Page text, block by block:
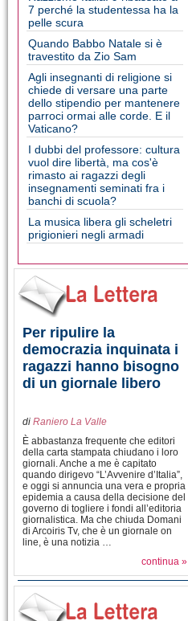
7 perché la studentessa ha la
pelle scura
Quando Babbo Natale si è
travestito da Zio Sam
Agli insegnanti di religione si
chiede di versare una parte
dello stipendio per mantenere
parroci ormai alle corde. E il
Vaticano?
I dubbi del professore: cultura
vuol dire libertà, ma cos'è
rimasto ai ragazzi degli
insegnamenti seminati fra i
banchi di scuola?
La musica libera gli scheletri
prigionieri negli armadi
Per ripulire la
democrazia inquinata i
ragazzi hanno bisogno
di un giornale libero
di Raniero La Valle
È abbastanza frequente che editori
della carta stampata chiudano i loro
giornali. Anche a me è capitato
quando dirigevo “L’Avvenire d’Italia”,
e oggi si annuncia una vera e propria
epidemia a causa della decisione del
governo di togliere i fondi all’editoria
giornalistica. Ma che chiuda Domani
di Arcoiris Tv, che è un giornale on
line, è una notizia …
continua »